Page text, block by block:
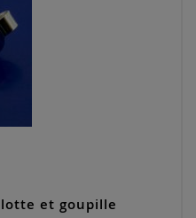
et goupille